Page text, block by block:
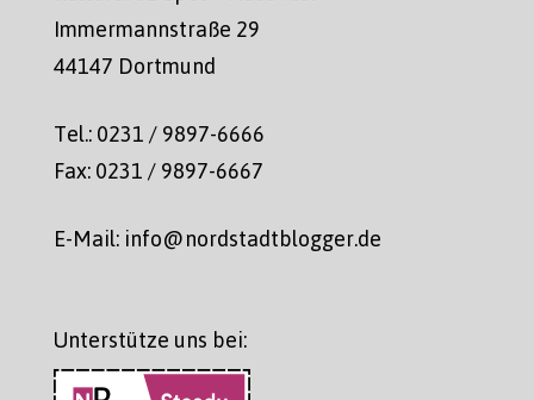
Immermannstraße 29
44147 Dortmund
Tel.: 0231 / 9897-6666
Fax: 0231 / 9897-6667
E-Mail: info@nordstadtblogger.de
Unterstütze uns bei: